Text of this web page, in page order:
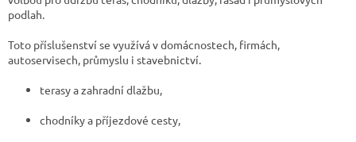
k
y
i
podlah.
Toto příslušenství se využívá v domácnostech, firmách,
autoservisech, průmyslu i stavebnictví.
terasy a zahradní dlažbu,
chodníky a příjezdové cesty,